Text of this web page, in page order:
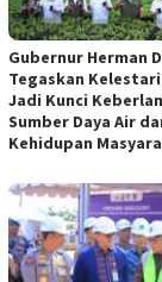
Gubernur Herman
Tegaskan
Jadi Kunci
Sumber Daya Air
Kehidupan